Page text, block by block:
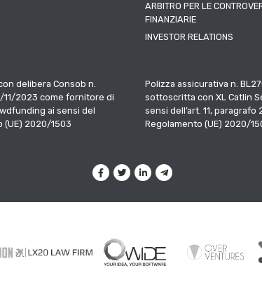
ARBITRO PER LE
FINANZIARIE
INVESTOR RELATIONS
delibera Consob n.
11/2023 come fornitore di
ai sensi del
(UE) 2020/1503
Polizza assicurativa n.
sottoscritta con XL Catlin
sensi dell’art. 11, paragrafo
Regolamento (UE) 2020/